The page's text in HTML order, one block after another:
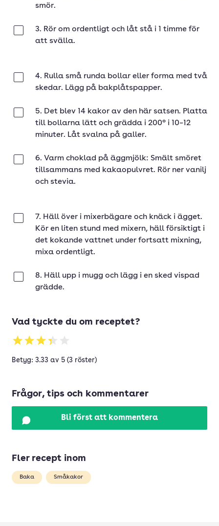
smör.
3. Rör om ordentligt och låt stå i 1 timme för
att svälla.
4. Rulla små runda bollar eller forma med två
skedar. Lägg på bakplåtspapper.
5. Det blev 14 kakor av den här satsen. Platta
till bollarna lätt och grädda i 200° i 10–12
minuter. Låt svalna på galler.
6. Varm choklad på äggmjölk: Smält smöret
tillsammans med kakaopulvret. Rör ner vanilj
och stevia.
7. Häll över i mixerbägare och knäck i ägget.
Kör en liten stund med mixern, häll försiktigt i
det kokande vattnet under fortsatt mixning,
mixa ordentligt.
8. Häll upp i mugg och lägg i en sked vispad
grädde.
Vad tyckte du om receptet?
Betyg: 3.33 av 5 (3 röster)
Frågor, tips och kommentarer
Bli först att kommentera
Fler recept inom
Baka Småkakor